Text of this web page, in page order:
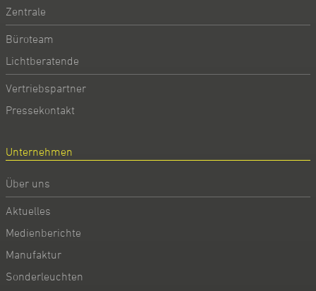
Zentrale
Büroteam
Lichtberatende
Vertriebspartner
Pressekontakt
Unternehmen
Über uns
Aktuelles
Medienberichte
Manufaktur
Sonderleuchten